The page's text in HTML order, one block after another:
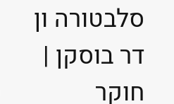
סלבטורה ון
דר בוסקן |
חוקר